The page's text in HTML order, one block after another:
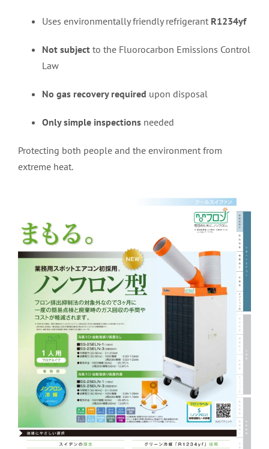
Uses environmentally friendly refrigerant R1234yf
Not subject to the Fluorocarbon Emissions Control
Law
No gas recovery required upon disposal
Only simple inspections needed
Protecting both people and the environment from
extreme heat.